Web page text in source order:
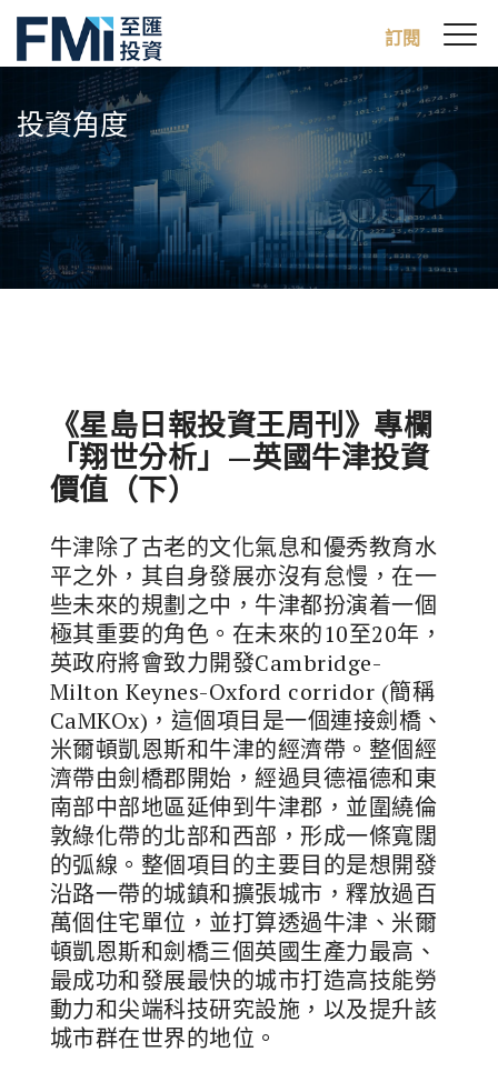
main
content
訂閱
投資角度
《星島日報投資王周刊》專欄
「翔世分析」—英國牛津投資
價值（下）
牛津除了古老的文化氣息和優秀教育水
平之外，其自身發展亦沒有怠慢，在一
些未來的規劃之中，牛津都扮演着一個
極其重要的角色。在未來的10至20年，
英政府將會致力開發Cambridge-
Milton Keynes-Oxford corridor (簡稱
CaMKOx)，這個項目是一個連接劍橋、
米爾頓凱恩斯和牛津的經濟帶。整個經
濟帶由劍橋郡開始，經過貝德福德和東
南部中部地區延伸到牛津郡，並圍繞倫
敦綠化帶的北部和西部，形成一條寬闊
的弧線。整個項目的主要目的是想開發
沿路一帶的城鎮和擴張城市，釋放過百
萬個住宅單位，並打算透過牛津、米爾
頓凱恩斯和劍橋三個英國生產力最高、
最成功和發展最快的城市打造高技能勞
動力和尖端科技研究設施，以及提升該
城市群在世界的地位。